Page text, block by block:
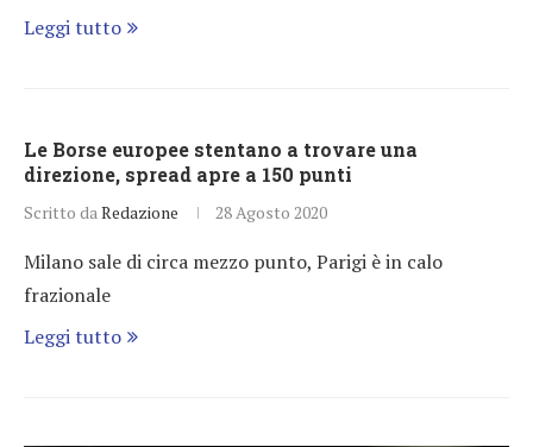
Leggi tutto
Le Borse europee stentano a trovare una
direzione, spread apre a 150 punti
Scritto da Redazione 28 Agosto 2020
Milano sale di circa mezzo punto, Parigi è in calo
frazionale
Leggi tutto